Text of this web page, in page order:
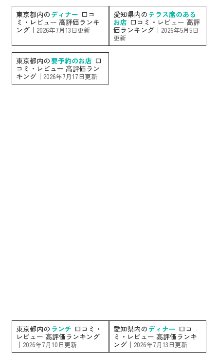
東京都内の ディナー 口コ
ミ・レビュー 高評価ランキ
ング｜ 2026年7月13日更新
愛知県内の テラス席のある
お店 口コミ・レビュー 高評
価ランキング｜ 2026年5月5日
更新
東京都内の要予約のお店 口
コミ・レビュー 高評価ラン
キング｜ 2026年7月17日更新
東京都内の ランチ 口コミ・
レビュー 高評価ランキング
｜ 2026年7月10日更新
愛知県内の ディナー 口コ
ミ・レビュー 高評価ランキ
ング｜ 2026年7月13日更新